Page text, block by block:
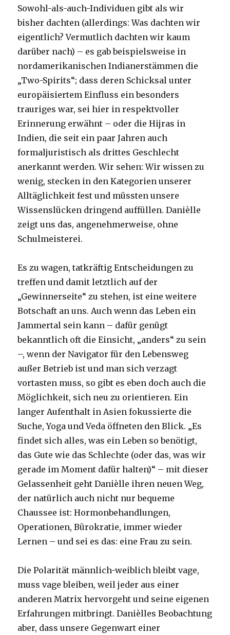
Sowohl-als-auch-Individuen gibt als wir
bisher dachten (allerdings: Was dachten wir
eigentlich? Vermutlich dachten wir kaum
darüber nach) – es gab beispielsweise in
nordamerikanischen Indianerstämmen die
„Two-Spirits“; dass deren Schicksal unter
europäisiertem Einfluss ein besonders
trauriges war, sei hier in respektvoller
Erinnerung erwähnt – oder die Hijras in
Indien, die seit ein paar Jahren auch
formaljuristisch als drittes Geschlecht
anerkannt werden. Wir sehen: Wir wissen zu
wenig, stecken in den Kategorien unserer
Alltäglichkeit fest und müssten unsere
Wissenslücken dringend auffüllen. Danièlle
zeigt uns das, angenehmerweise, ohne
Schulmeisterei.
Es zu wagen, tatkräftig Entscheidungen zu
treffen und damit letztlich auf der
„Gewinnerseite“ zu stehen, ist eine weitere
Botschaft an uns. Auch wenn das Leben ein
Jammertal sein kann – dafür genügt
bekanntlich oft die Einsicht, „anders“ zu sein
–, wenn der Navigator für den Lebensweg
außer Betrieb ist und man sich verzagt
vortasten muss, so gibt es eben doch auch die
Möglichkeit, sich neu zu orientieren. Ein
langer Aufenthalt in Asien fokussierte die
Suche, Yoga und Veda öffneten den Blick. „Es
findet sich alles, was ein Leben so benötigt,
das Gute wie das Schlechte (oder das, was wir
gerade im Moment dafür halten)“ – mit dieser
Gelassenheit geht Danièlle ihren neuen Weg,
der natürlich auch nicht nur bequeme
Chaussee ist: Hormonbehandlungen,
Operationen, Bürokratie, immer wieder
Lernen – und sei es das: eine Frau zu sein.
Die Polarität männlich-weiblich bleibt vage,
muss vage bleiben, weil jeder aus einer
anderen Matrix hervorgeht und seine eigenen
Erfahrungen mitbringt. Danièlles Beobachtung
aber, dass unsere Gegenwart einer